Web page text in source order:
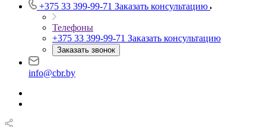
+375 33 399-99-71 Заказать консультацию
Телефоны
+375 33 399-99-71 Заказать консультацию
Заказать звонок
info@cbr.by